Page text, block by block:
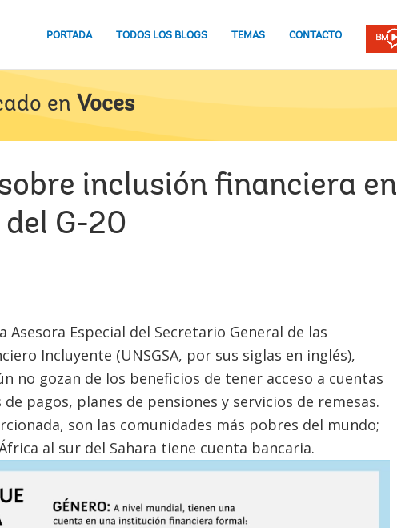
PORTADA TODOS LOS BLOGS TEMAS CONTACTO
en Voces
inclusión financiera en
G-20
Especial del Secretario General de las
Incluyente (UNSGSA, por sus siglas en inglés),
no gozan de los beneficios de tener acceso a cuentas
pagos, planes de pensiones y servicios de remesas.
son las comunidades más pobres del mundo;
al sur del Sahara tiene cuenta bancaria.